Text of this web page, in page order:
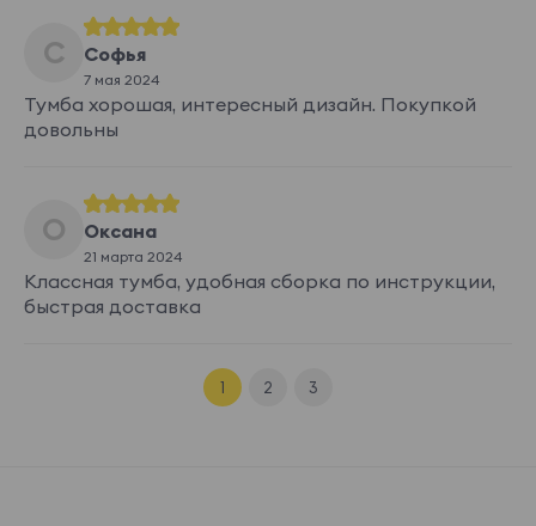
С Софья
7 мая 2024
Тумба хорошая, интересный дизайн. Покупкой
довольны
О Оксана
21 марта 2024
Классная тумба, удобная сборка по инструкции,
быстрая доставка
1 2 3